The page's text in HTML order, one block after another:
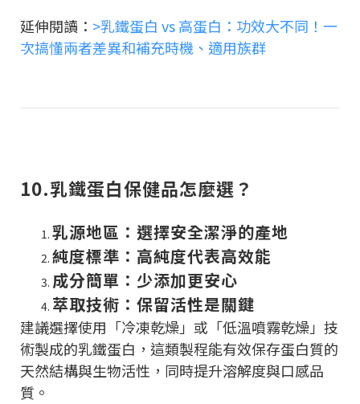
延伸閱讀： >乳鐵蛋白 vs 高蛋白：功效大不同！一
次搞懂兩者差異和補充時機、適用族群
10.乳鐵蛋白保健品怎麼選？
乳源地區：選擇安全潔淨的產地
純度標準：高純度代表高效能
成分簡單：少添加更安心
萃取技術：保留活性是關鍵
建議選擇使用「冷凍乾燥」或「低溫噴霧乾燥」技
術製成的乳鐵蛋白，這類製程能有效保存蛋白質的
天然結構與生物活性，同時提升溶解度與口感品
質。